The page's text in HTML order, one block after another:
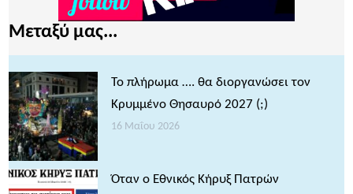
Μεταξύ μας...
Το πλήρωμα …. θα διοργανώσει τον
Κρυμμένο Θησαυρό 2027 (;)
16 Μαΐου 2026
Όταν ο Εθνικός Κήρυξ Πατρών